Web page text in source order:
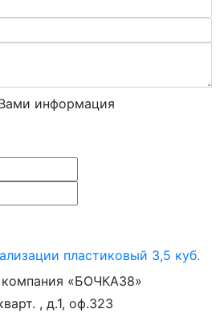
информация
«БОЧКА38»
, д.1, оф.323